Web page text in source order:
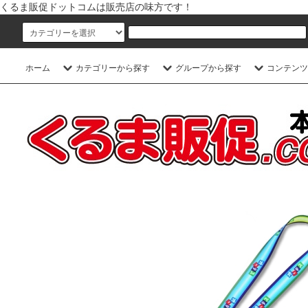
くるま販促ドットコムは販売店の味方です！
ホーム カテゴリーから探す グループから探す コンテン